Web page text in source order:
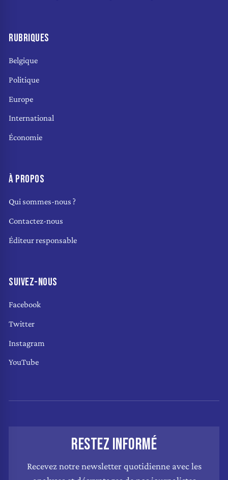
RUBRIQUES
Belgique
Politique
Europe
International
Économie
À PROPOS
Qui sommes-nous ?
Contactez-nous
Éditeur responsable
SUIVEZ-NOUS
Facebook
Twitter
Instagram
YouTube
RESTEZ INFORMÉ
Recevez notre newsletter quotidienne avec les